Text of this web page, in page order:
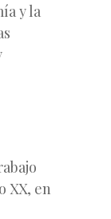
y la
XX, en